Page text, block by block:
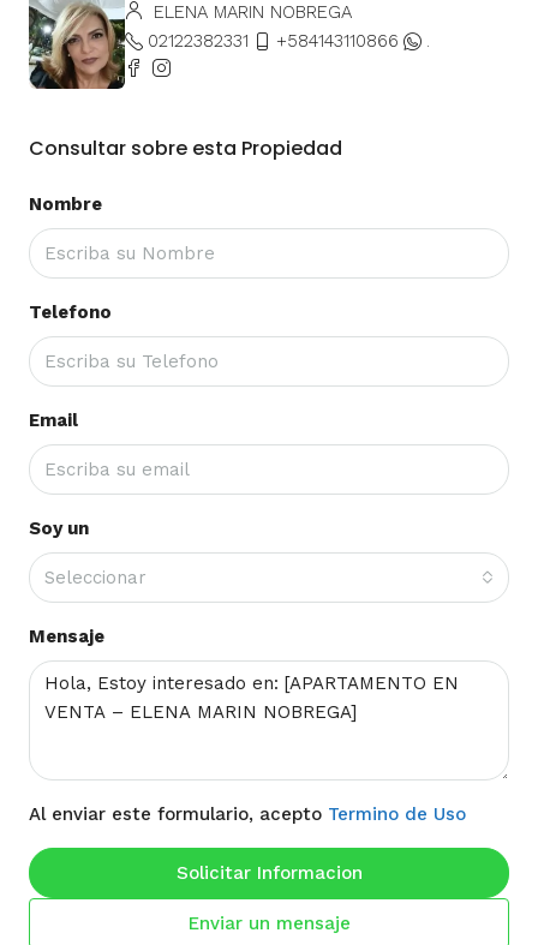
ELENA MARIN NOBREGA
02122382331
+584143110866 .
Consultar sobre esta Propiedad
Nombre
Telefono
Email
Soy un
Seleccionar
Mensaje
Al enviar este formulario, acepto Termino de Uso
Solicitar Informacion
Enviar un mensaje